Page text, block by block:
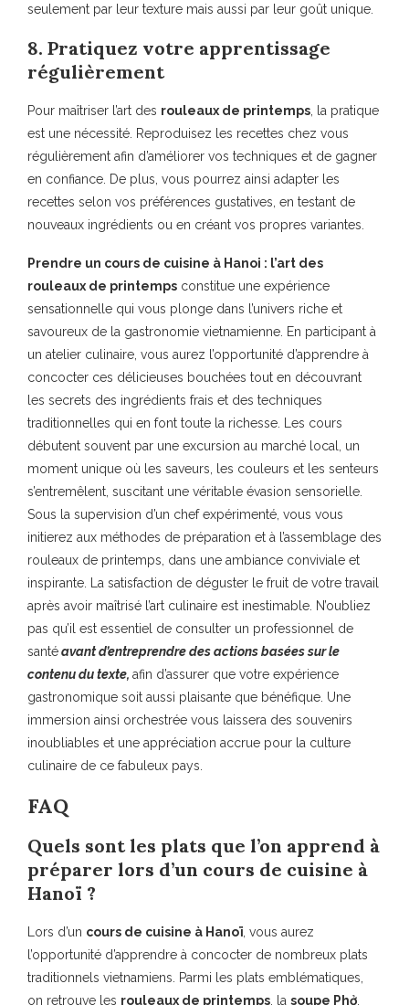
seulement par leur texture mais aussi par leur goût unique.
8. Pratiquez votre apprentissage
régulièrement
Pour maîtriser l’art des rouleaux de printemps, la pratique
est une nécessité. Reproduisez les recettes chez vous
régulièrement afin d’améliorer vos techniques et de gagner
en confiance. De plus, vous pourrez ainsi adapter les
recettes selon vos préférences gustatives, en testant de
nouveaux ingrédients ou en créant vos propres variantes.
Prendre un cours de cuisine à Hanoi : l’art des
rouleaux de printemps constitue une expérience
sensationnelle qui vous plonge dans l’univers riche et
savoureux de la gastronomie vietnamienne. En participant à
un atelier culinaire, vous aurez l’opportunité d’apprendre à
concocter ces délicieuses bouchées tout en découvrant
les secrets des ingrédients frais et des techniques
traditionnelles qui en font toute la richesse. Les cours
débutent souvent par une excursion au marché local, un
moment unique où les saveurs, les couleurs et les senteurs
s’entremêlent, suscitant une véritable évasion sensorielle.
Sous la supervision d’un chef expérimenté, vous vous
initierez aux méthodes de préparation et à l’assemblage des
rouleaux de printemps, dans une ambiance conviviale et
inspirante. La satisfaction de déguster le fruit de votre travail
après avoir maîtrisé l’art culinaire est inestimable. N’oubliez
pas qu’il est essentiel de consulter un professionnel de
santéavant d’entreprendre des actions basées sur le
contenu du texte, afin d’assurer que votre expérience
gastronomique soit aussi plaisante que bénéfique. Une
immersion ainsi orchestrée vous laissera des souvenirs
inoubliables et une appréciation accrue pour la culture
culinaire de ce fabuleux pays.
FAQ
Quels sont les plats que l’on apprend à
préparer lors d’un cours de cuisine à
Hanoï ?
Lors d’un cours de cuisine à Hanoï, vous aurez
l’opportunité d’apprendre à concocter de nombreux plats
traditionnels vietnamiens. Parmi les plats emblématiques,
on retrouve les rouleaux de printemps, la soupe Phở,